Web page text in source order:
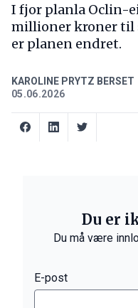
I fjor planla Oclin-
millioner kroner til
er planen endret.
KAROLINE PRYTZ BERSET
05.06.2026
Du er
Du må være
E-post